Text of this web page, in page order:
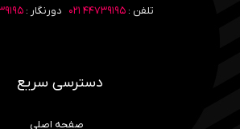
تلفن :۴۴۷۳۹۱۹۵ ۰۲۱ دورنگار :
دسترسی سریع
صفحه اصلی